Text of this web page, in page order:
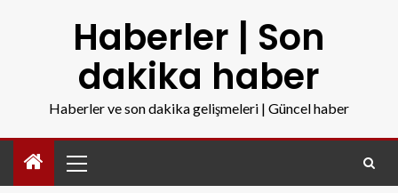
Haberler | Son
dakika haber
Haberler ve son dakika gelişmeleri | Güncel haber